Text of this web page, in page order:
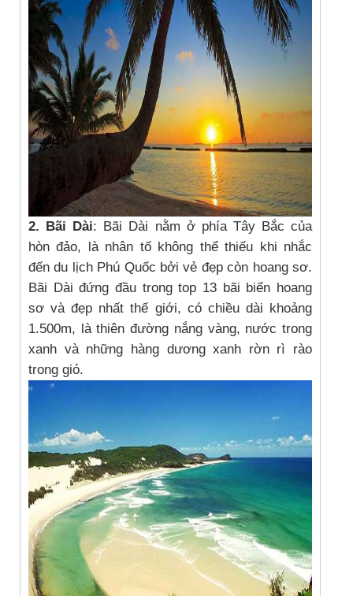
2. Bãi Dài: Bãi Dài nằm ở phía Tây Bắc của
hòn đảo, là nhân tố không thể thiếu khi nhắc
đến du lịch Phú Quốc bởi vẻ đẹp còn hoang sơ.
Bãi Dài đứng đầu trong top 13 bãi biển hoang
sơ và đẹp nhất thế giới, có chiều dài khoảng
1.500m, là thiên đường nắng vàng, nước trong
xanh và những hàng dương xanh rờn rì rào
trong gió.